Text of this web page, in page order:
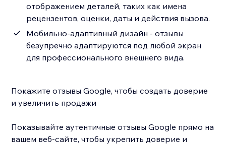
отображением деталей, таких как имена
рецензентов, оценки, даты и действия вызова.
Мобильно-адаптивный дизайн - отзывы
безупречно адаптируются под любой экран
для профессионального внешнего вида.
Покажите отзывы Google, чтобы создать доверие
и увеличить продажи
Показывайте аутентичные отзывы Google прямо на
вашем веб-сайте, чтобы укрепить доверие и